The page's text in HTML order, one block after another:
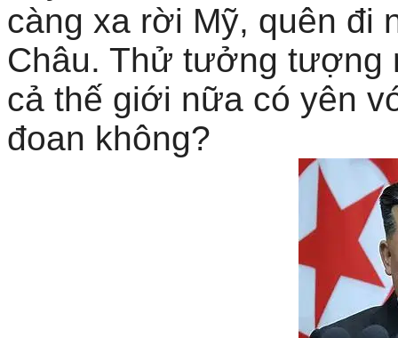
càng xa rời Mỹ, quên đi
Châu. Thử tưởng tượng
cả thế giới nữa có yên
đoan không?